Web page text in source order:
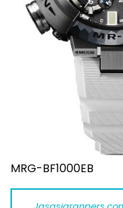
MRG-BF1000EB